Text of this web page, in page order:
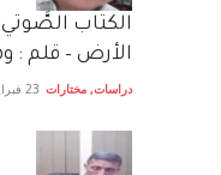
الكتاب
الأرض – قلم :
دراسات, مختارات 23 فبراير، 2023